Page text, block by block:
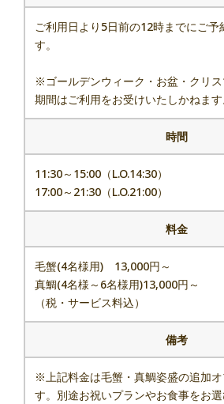
ご利用日より5日前の12時までにご予
す。
※ゴールデンウィーク・お盆・クリ
期間はご利用をお受けいたしかねます
時間
11:30～15:00（L.O.14:30）
17:00～21:30（L.O.21:00）
料金
毛蟹(4名様用) 13,000円～
真鯛(4名様～6名様用)13,000円～
（税・サービス料込）
備考
※上記料金は毛蟹・真鯛姿盛の追加
す。別途お祝いプランやお食事をお選
代表電話
011-271-